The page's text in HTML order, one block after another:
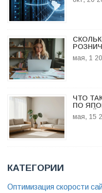
мая, 1
ЧТО
ПО
мая, 15
КАТЕГОРИИ
Оптимизация скорости